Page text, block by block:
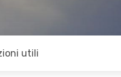
utili